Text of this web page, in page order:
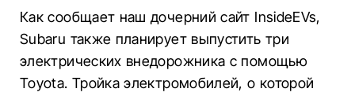
Как сообщает наш дочерний сайт InsideEVs,
Subaru также планирует выпустить три
электрических внедорожника с помощью
Toyota. Тройка электромобилей, о которой